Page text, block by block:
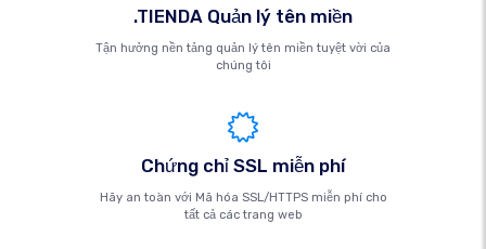
.TIENDA Quản lý tên miền
Tận hưởng nền tảng quản lý tên miền tuyệt vời của
chúng tôi
Chứng chỉ SSL miễn phí
Hãy an toàn với Mã hóa SSL/HTTPS miễn phí cho
tất cả các trang web